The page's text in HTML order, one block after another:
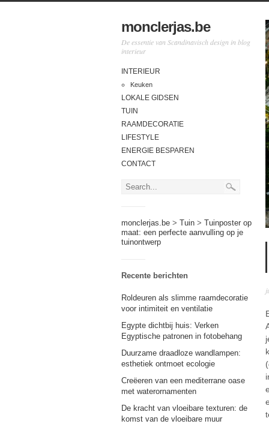
monclerjas.be
De essentie van Scandinavisch design in blog
interieur
INTERIEUR
Keuken
LOKALE GIDSEN
TUIN
RAAMDECORATIE
LIFESTYLE
ENERGIE BESPAREN
CONTACT
monclerjas.be > Tuin > Tuinposter op
maat: een perfecte aanvulling op je
tuinontwerp
Recente berichten
Roldeuren als slimme raamdecoratie
voor intimiteit en ventilatie
Egypte dichtbij huis: Verken
Egyptische patronen in fotobehang
Duurzame draadloze wandlampen:
esthetiek ontmoet ecologie
Creëeren van een mediterrane oase
met waterornamenten
De kracht van vloeibare texturen: de
komst van de vloeibare muur
(